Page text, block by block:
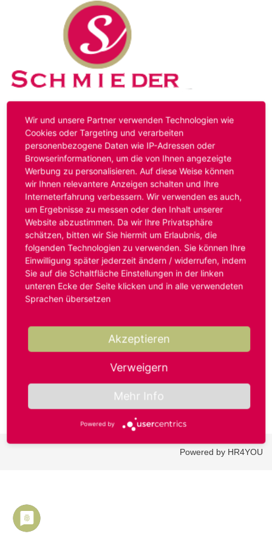
Kontakt Impressum Datenschutz
Hinweis:Das von ihnen aufgerufene Stellenangebot ist
bereits ausgelaufen. Alternative Stellenanzeigen finden
Sie unter:
www.schmieder-personal.de/stellenangebote
Oder Sie bewerben sich
initiativund wir suchen für Sie
passende Stellenangebote.
Anmelden
Benutzername oder E-Mail-Adresse*
Passwort*
Powered by HR4YOU
Wir und unsere Partner verwenden Technologien wie
Cookies oder Targeting und verarbeiten
personenbezogene Daten wie IP-Adressen oder
Browserinformationen, um die von Ihnen angezeigte
Werbung zu personalisieren. Auf diese Weise können
wir Ihnen relevantere Anzeigen schalten und Ihre
Interneterfahrung verbessern. Wir verwenden es auch,
um Ergebnisse zu messen oder den Inhalt unserer
Website abzustimmen. Da wir Ihre Privatsphäre
schätzen, bitten wir Sie hiermit um Erlaubnis, die
folgenden Technologien zu verwenden. Sie können Ihre
Einwilligung später jederzeit ändern / widerrufen, indem
Sie auf die Schaltfläche Einstellungen in der linken
unteren Ecke der Seite klicken und in alle verwendeten
Sprachen übersetzen
Akzeptieren
Verweigern
Mehr Info
Powered by